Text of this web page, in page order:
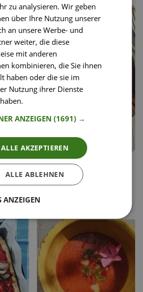
40
Speichern
Chicken Paella mit Chorizo
und Safran
Anna Mahlodji
zu analysieren. Wir geben
über Ihre Nutzung unserer
an unsere Werbe- und
weiter, die diese
mit anderen
kombinieren, die Sie ihnen
haben oder die sie im
Nutzung ihrer Dienste
ANZEIGEN(1691) →
ALLE AKZEPTIEREN
ALLE ABLEHNEN
ANZEIGEN